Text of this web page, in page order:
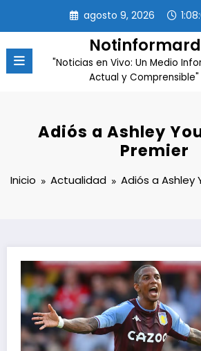
contenido
agosto 9, 2026
"Noticias en Vivo: Un Medio
Actual y Comprensible"
Adiós a Ashley
Premier
Inicio Actualidad Adiós a Ashley